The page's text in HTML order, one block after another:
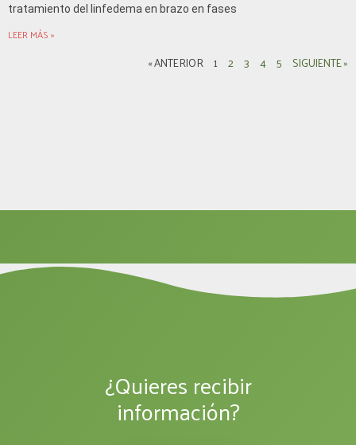
tratamiento del linfedema en brazo en fases
LEER MÁS »
« ANTERIOR 1 2 3 4 5 SIGUIENTE »
¿Quieres recibir
información?